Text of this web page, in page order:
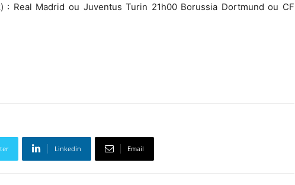
: Real Madrid ou Juventus Turin 21h00 Borussia Dortmund ou CF
Linkedin Email